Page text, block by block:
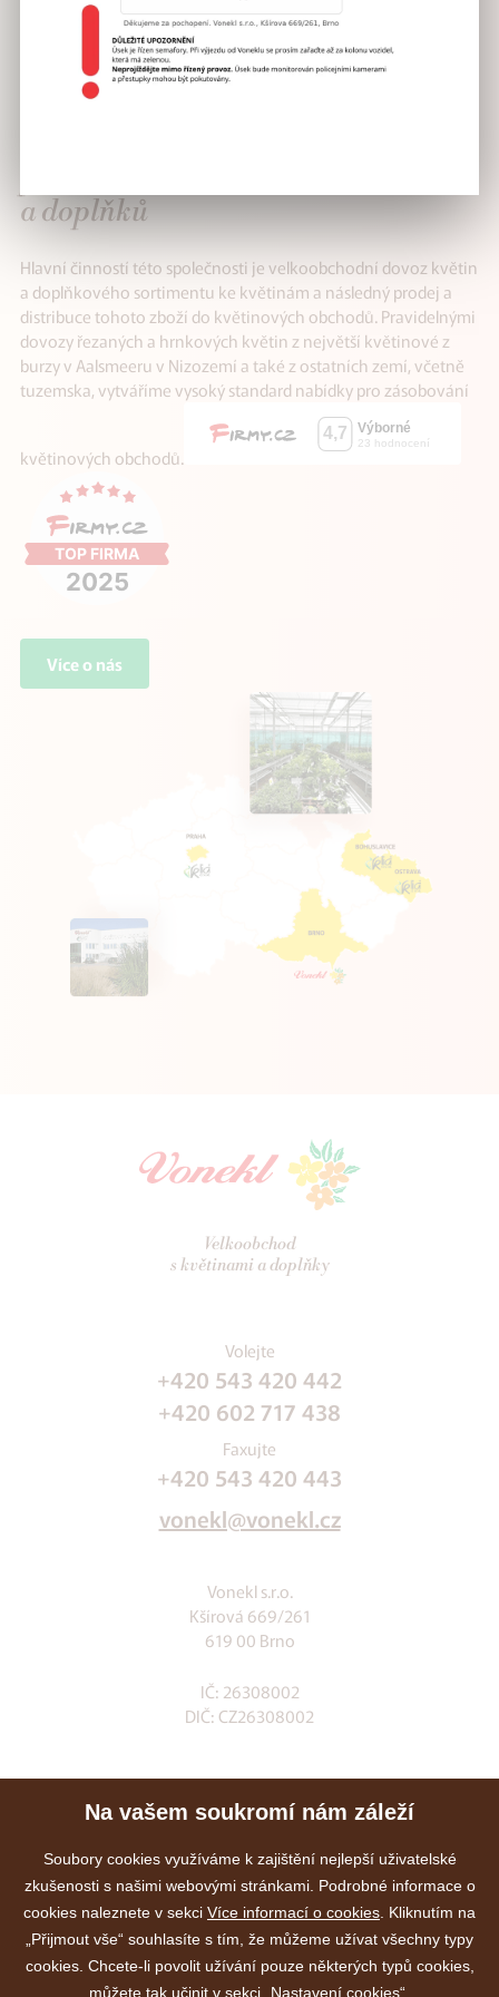
a doplňků
Hlavní činností této společnosti je velkoobchodní dovoz květin
a doplňkového sortimentu ke květinám a následný prodej a
distribuce tohoto zboží do květinových obchodů. Pravidelnými
dovozy řezaných a hrnkových květin z největší květinové z
burzy v Aalsmeeru v Nizozemí a také z ostatních zemí, včetně
tuzemska, vytváříme vysoký standard nabídky pro zásobování
květinových obchodů.
Více o nás
Velkoobchod
s květinami a doplňky
Volejte
+420 543 420 442
+420 602 717 438
Faxujte
+420 543 420 443
vonekl@vonekl.cz
Vonekl s.r.o.
Kšírová 669/261
619 00 Brno
IČ: 26308002
DIČ: CZ26308002
Klia.cz
E-shop
Služby
Akce
Kontakty
Na vašem soukromí nám záleží
Soubory cookies využíváme k zajištění nejlepší uživatelské
zkušenosti s našimi webovými stránkami. Podrobné informace o
cookies naleznete v sekci Více informací o cookies . Kliknutím na
„Přijmout vše“ souhlasíte s tím, že můžeme užívat všechny typy
cookies. Chcete-li povolit užívání pouze některých typů cookies,
můžete tak učinit v sekci „Nastavení cookies“.